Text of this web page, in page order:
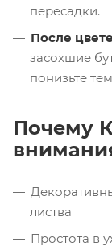
пересадки.
После
засохшие
понизьте
Почему
листва
Простота в